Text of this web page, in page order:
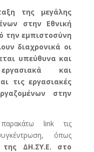
της μεγάλης
στην Εθνική
την εμπιστοσύνη
διαχρονικά οι
υπεύθυνα και
και
τις εργασιακές
στην
link τις
όπως
ΔΗ.ΣΥ.Ε. στο